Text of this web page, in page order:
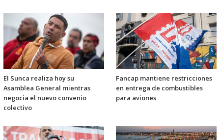
El Sunca realiza hoy su
Asamblea General mientras
negocia el nuevo convenio
colectivo
Fancap mantiene restricciones
en entrega de combustibles
para aviones